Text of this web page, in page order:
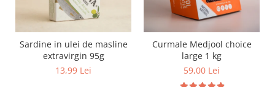
Sardine in ulei de masline
extravirgin 95g
13,99 Lei
Curmale Medjool choice
large 1 kg
59,00 Lei